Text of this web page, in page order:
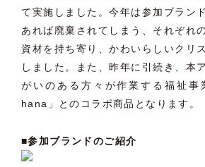
て実施しました。今年は参加ブラン
あれば廃棄されてしまう、それぞれ
資材を持ち寄り、かわいらしいクリ
しました。また、昨年に引続き、本
がいのある方々が作業する福祉事
hana」とのコラボ商品となります。
■参加ブランドのご紹介